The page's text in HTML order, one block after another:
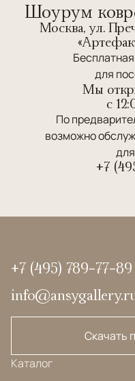
Шоурум
Москва, ул.
для
Мы
c
По
возможно
+7
+7 (495) 789-77-89
Скачать
Каталог